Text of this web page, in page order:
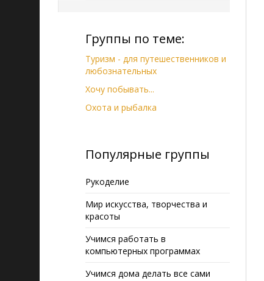
Группы по теме:
Туризм - для путешественников и
любознательных
Хочу побывать...
Охота и рыбалка
Популярные группы
Рукоделие
Мир искусства, творчества и
красоты
Учимся работать в
компьютерных программах
Учимся дома делать все сами